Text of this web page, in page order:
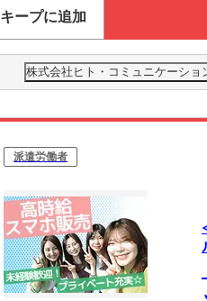
キープに追加
株式会社ヒト・コミュニケーショ
派遣労働者